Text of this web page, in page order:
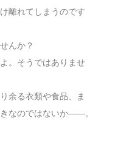
離れてしまうのです
んか？
。そうではありませ
余る衣類や食品、ま
なのではないか――。